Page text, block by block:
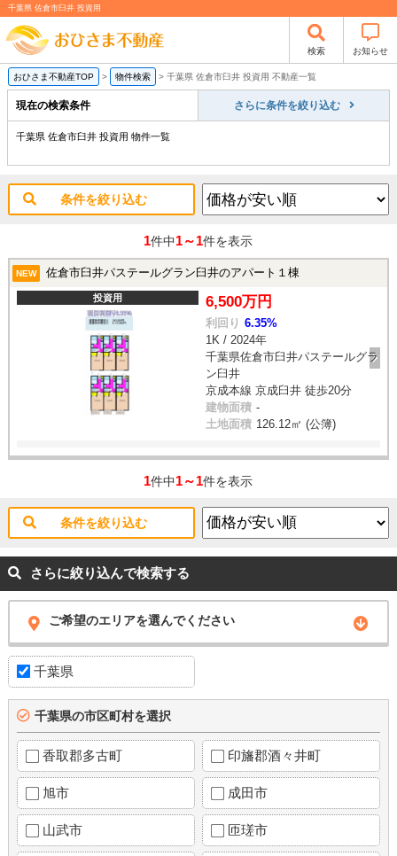
千葉県 佐倉市臼井 投資用
検索 お知らせ
おひさま不動産TOP > 物件検索 > 千葉県 佐倉市臼井 投資用 不動産一覧
現在の検索条件 さらに条件を絞り込む
千葉県 佐倉市臼井 投資用 物件一覧
条件を絞り込む
1件中1～1件を表示
NEW 佐倉市臼井パステールグラン臼井のアパート１棟
投資用 6,500万円
利回り 6.35%
1K / 2024年
千葉県佐倉市臼井パステールグラ
ン臼井
京成本線 京成臼井 徒歩20分
建物面積 -
土地面積 126.12㎡ (公簿)
1件中1～1件を表示
条件を絞り込む
さらに絞り込んで検索する
ご希望のエリアを選んでください
千葉県
千葉県の市区町村を選択
香取郡多古町 印旛郡酒々井町
旭市 成田市
山武市 匝瑳市